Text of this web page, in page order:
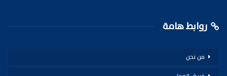
روابط هامة
من نحن